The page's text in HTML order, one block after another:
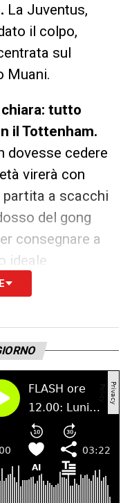
La Juventus,
il colpo,
sul
Muani.
chiara: tutto
il Tottenham.
dovesse cedere
virerà con
partita a scacchi
del gong
consegnare a
ideale
TOP NEWS